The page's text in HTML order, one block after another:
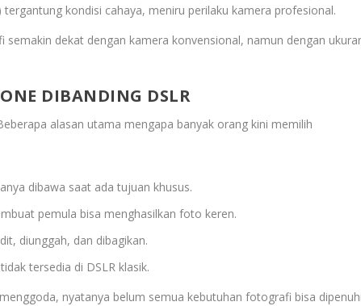
kondisi cahaya, meniru perilaku kamera profesional.
dekat dengan kamera konvensional, namun dengan
DIBANDING DSLR
alasan utama mengapa banyak orang kini memilih
dibawa saat ada tujuan khusus.
pemula bisa menghasilkan foto keren.
diunggah, dan dibagikan.
tersedia di DSLR klasik.
nyatanya belum semua kebutuhan fotografi bisa